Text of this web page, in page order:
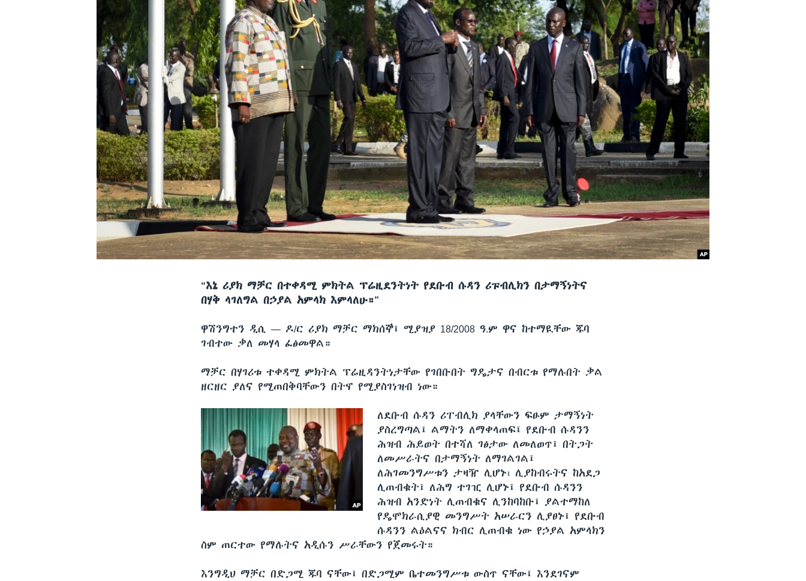
“እኔ ሪያክ ማቻር በተቀዳሚ ምክትል ፕሬዚደንትነት የደቡብ ሱዳን ሪፑብሊክን በታማኝነትና
በሃቅ ላገለግል በኃያል አምላክ እምላለሁ።”
ዋሽንግተን ዲሲ — ዶ/ር ሪያክ ማቻር ማክሰኞ፤ ሚያዝያ 18/2008 ዓ.ም ዋና ከተማዪቸው ጁባ
ገብተው ቃለ መሃላ ፈፅመዋል።
ማቻር በሃገሪቱ ተቀዳሚ ምክትል ፕሬዚዳንትነታቸው የገበቡበት ግዴታና በብርቱ የማሉበት ቃል
ዘርዘር ያለና የሚጠበቅባቸውን በትኖ የሚያስገነዝብ ነው።
ለደቡብ ሱዳን ሪፐብሊክ ያላቸውን ፍፁም ታማኝነት
ያስረግጣል፤ ልማትን ለማቀላጠፍ፤ የደቡብ ሱዳንን
ሕዝብ ሕይወት በተሻለ ገፅታው ለመለወጥ፤ በትጋት
ለመሥራትና በታማኝነት ለማገልገል፤
ለሕገመንግሥቱን ታዛዥ ሊሆኑ፣ ሊያከብሩትና ከአደጋ
ሊጠብቁት፤ ለሕግ ተገዢ ሊሆኑ፤ የደቡብ ሱዳንን
ሕዝብ አንድነት ሊጠብቁና ሊንከባከቡ፤ ያልተማከለ
የዴሞክራሲያዊ መንግሥት አሠራርን ሊያፀኑ፤ የደቡብ
ሱዳንን ልዕልናና ክብር ሊጠብቁ ነው የኃያል አምላክን
ስም ጠርተው የማሉትና አዲሱን ሥራቸውን የጀመሩት።
እንግዲህ ማቻር በድጋሚ ጁባ ናቸው፤ በድጋሚም ቤተመንግሥቱ ውስጥ ናቸው፤ እንደገናም